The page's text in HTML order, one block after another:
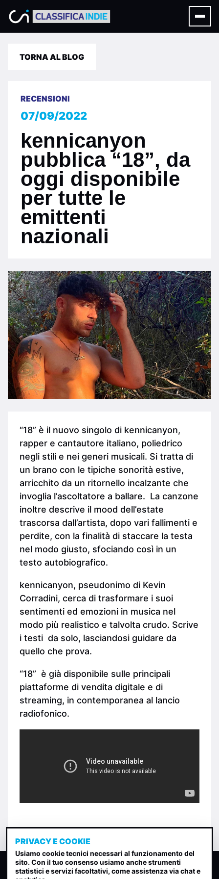
TORNA AL BLOG
RECENSIONI
07/09/2022
kennicanyon
pubblica “18”, da
oggi disponibile
per tutte le
emittenti
nazionali
“18” è il nuovo singolo di kennicanyon,
rapper e cantautore italiano, poliedrico
negli stili e nei generi musicali. Si tratta di
un brano con le tipiche sonorità estive,
arricchito da un ritornello incalzante che
invoglia l’ascoltatore a ballare. La canzone
inoltre descrive il mood dell’estate
trascorsa dall’artista, dopo vari fallimenti e
perdite, con la finalità di staccare la testa
nel modo giusto, sfociando così in un
testo autobiografico.
kennicanyon, pseudonimo di Kevin
Corradini, cerca di trasformare i suoi
sentimenti ed emozioni in musica nel
modo più realistico e talvolta crudo. Scrive
i testi da solo, lasciandosi guidare da
quello che prova.
“18” è già disponibile sulle principali
piattaforme di vendita digitale e di
streaming, in contemporanea al lancio
radiofonico.
CLASSIFICA INDIE
PRIVACY E COOKIE
Usiamo cookie tecnici necessari al funzionamento del
sito. Con il tuo consenso usiamo anche strumenti
statistici e servizi facoltativi, come assistenza via chat e